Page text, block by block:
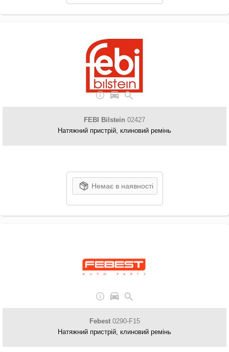
FEBI Bilstein 02427
Натяжний пристрій, клиновий ремінь
Немає в наявності
Febest0290-F15
Натяжний пристрій, клиновий ремінь